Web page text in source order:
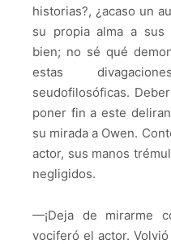
historias?, ¿acaso un
su propia alma a sus
bien; no sé qué
estas
seudofilosóficas.
poner fin a este
su mirada a Owen.
actor, sus manos
negligidos.
—¡Deja de mirarme
vociferó el actor.